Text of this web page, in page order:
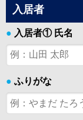
入居者
● 入居者① 氏名
● ふりがな